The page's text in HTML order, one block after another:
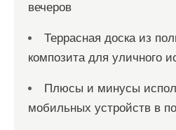
вечеров
Террасная доска из
композита для уличного
Плюсы и минусы
мобильных устройств в